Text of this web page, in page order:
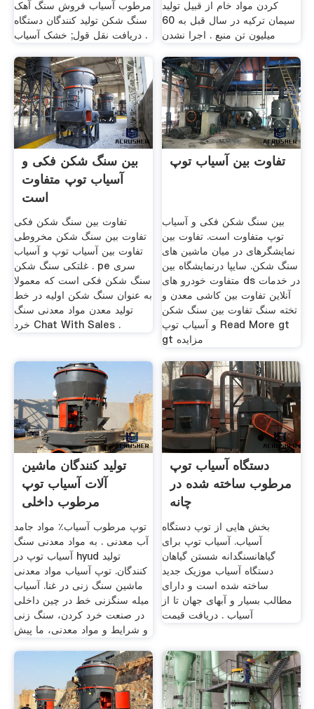
مرطوب آسیاب فروش سنگ آهک
سنگ شکن تولید کنندگان دستگاه
. دریافت نقل قول; خشک آسیاب
کردن مواد خام از قبیل تولید
سیمان ترکیه در سال قبل به 60
میلیون تن منبع . اجرا نشدن
بین سنگ شکن فکی و
آسیاب توپ متفاوت
است
تفاوت بین سنگ شکن فکی
تفاوت بین سنگ شکن مخروطی
تفاوت بین آسیاب توپ و آسیاب
غلتکی سنگ شکن . pe سری
سنگ شکن فکی است که معمولا
به عنوان سنگ شکن اولیه در خط
تولید معدن مواد معدنی سنگ
خرد Chat With Sales .
تفاوت بین آسیاب توپ
بین سنگ شکن فکی و آسیاب
توپ متفاوت است. تفاوت بین
نمایشگرهای در میان ماشین های
سنگ شکن. سایپا درنمایشگاه بین
متفاوت خودرو های ds در خدمات
آنلاین تفاوت بین کاشی معدن و
تخته سنگ تفاوت بین سنگ شکن
و آسیاب توپ Read More gt
gt مزایده
تولید کنندگان ماشین
آلات آسیاب توپ
مرطوب داخلی
توپ مرطوب آسیاب٪ مواد جامد
آب معدنی . به مواد معدنی سنگ
آسیاب توپ در hyud تولید
کنندگان. توپ آسیاب مواد معدنی
ماشین سنگ زنی در غنا. آسیاب
میله سنگزنی خط در چین داخلى
در صنعت خرد کردن، سنگ زنی
و شرایط و مواد معدنی، ما پیش
دستگاه آسیاب توپ
مرطوب ساخته شده در
چانه
بخش هایی از توپ دستگاه
آسیاب. آسیاب توپ برای
گیاهانسنگدانه شستن گیاهان
دستگاه آسیاب موزیک جدید
ساخته شده است و دارای
مطالب بسیار و آبهای جهان تا از
آسیاب . دریافت قیمت